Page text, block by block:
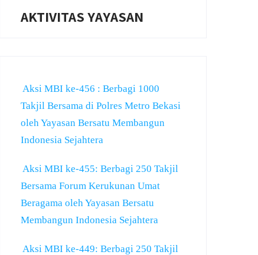
AKTIVITAS YAYASAN
Aksi MBI ke-456 : Berbagi 1000
Takjil Bersama di Polres Metro Bekasi
oleh Yayasan Bersatu Membangun
Indonesia Sejahtera
Aksi MBI ke-455: Berbagi 250 Takjil
Bersama Forum Kerukunan Umat
Beragama oleh Yayasan Bersatu
Membangun Indonesia Sejahtera
Aksi MBI ke-449: Berbagi 250 Takjil